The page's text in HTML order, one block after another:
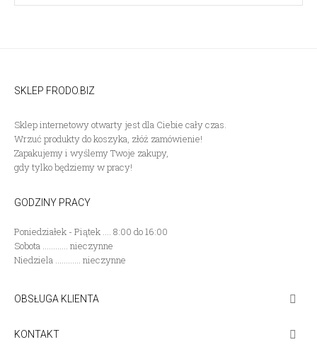
SKLEP FRODO.BIZ
Sklep internetowy otwarty jest dla Ciebie cały czas.
Wrzuć produkty do koszyka, złóż zamówienie!
Zapakujemy i wyślemy Twoje zakupy,
gdy tylko będziemy w pracy!
GODZINY PRACY
Poniedziałek - Piątek .... 8:00 do 16:00
Sobota ............ nieczynne
Niedziela ............ nieczynne
OBSŁUGA KLIENTA 
KONTAKT 